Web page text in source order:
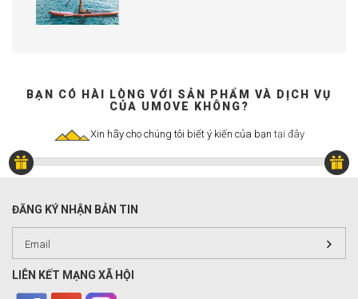
BẠN CÓ HÀI LÒNG VỚI SẢN PHẨM VÀ DỊCH VỤ
CỦA UMOVE KHÔNG?
Xin hãy cho chúng tôi biết ý kiến của bạn tại đây
ĐĂNG KÝ NHẬN BẢN TIN
LIÊN KẾT MẠNG XÃ HỘI